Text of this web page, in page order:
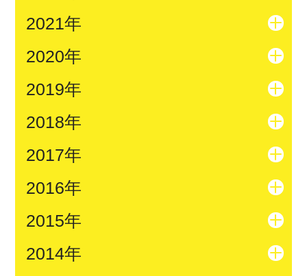
2021年
2020年
2019年
2018年
2017年
2016年
2015年
2014年